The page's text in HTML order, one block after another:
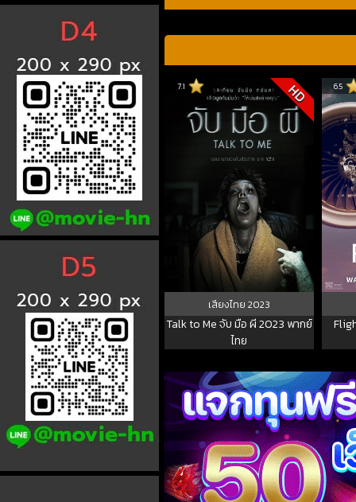
7.1 HD
เสียงไทย 2023
Talk to Me จับ มือ ผี 2023 พากย์
ไทย
6.5